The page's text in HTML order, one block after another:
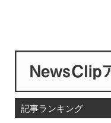
記事ランキング